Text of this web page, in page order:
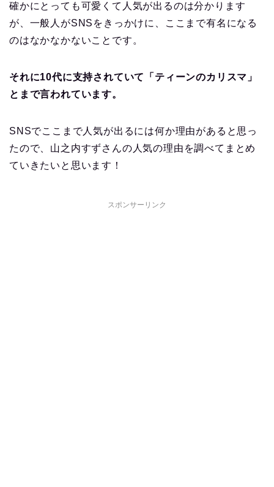
確かにとっても可愛くて人気が出るのは分かります
が、一般人がSNSをきっかけに、ここまで有名になる
のはなかなかないことです。
それに10代に支持されていて「ティーンのカリスマ」
とまで言われています。
SNSでここまで人気が出るには何か理由があると思っ
たので、山之内すずさんの人気の理由を調べてまとめ
ていきたいと思います！
スポンサーリンク